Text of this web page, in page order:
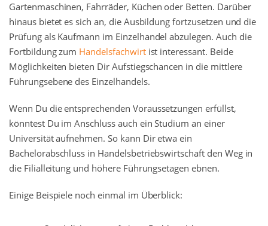
Gartenmaschinen, Fahrräder, Küchen oder Betten. Darüber
hinaus bietet es sich an, die Ausbildung fortzusetzen und die
Prüfung als Kaufmann im Einzelhandel abzulegen. Auch die
Fortbildung zum Handelsfachwirtist interessant. Beide
Möglichkeiten bieten Dir Aufstiegschancen in die mittlere
Führungsebene des Einzelhandels.
Wenn Du die entsprechenden Voraussetzungen erfüllst,
könntest Du im Anschluss auch ein Studium an einer
Universität aufnehmen. So kann Dir etwa ein
Bachelorabschluss in Handelsbetriebswirtschaft den Weg in
die Filialleitung und höhere Führungsetagen ebnen.
Einige Beispiele noch einmal im Überblick: